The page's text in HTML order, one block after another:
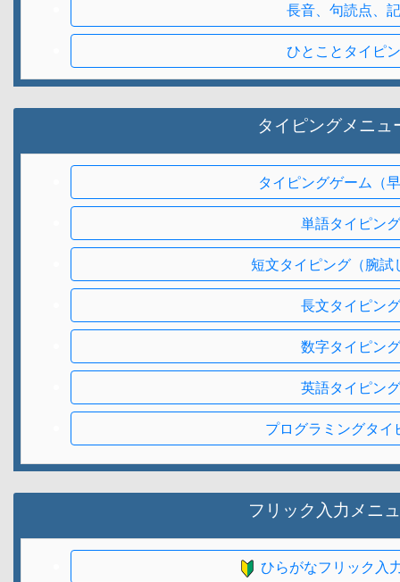
長音、句読点、
ひとことタイピ
タイピングメニュ
タイピングゲーム（
単語タイピング
短文タイピング（腕試
長文タイピング
数字タイピング
英語タイピング
プログラミングタイ
フリック入力メニ
ひらがなフリック入